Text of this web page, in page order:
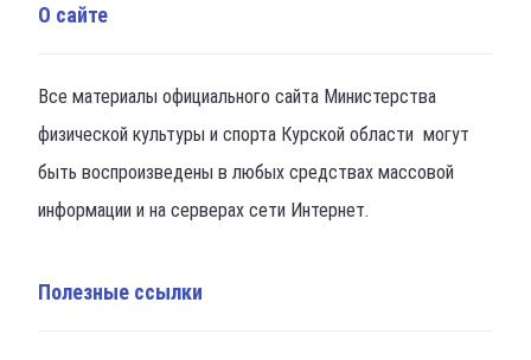
О сайте
Все материалы официального сайта Министерства
физической культуры и спорта Курской области могут
быть воспроизведены в любых средствах массовой
информации и на серверах сети Интернет.
Полезные ссылки